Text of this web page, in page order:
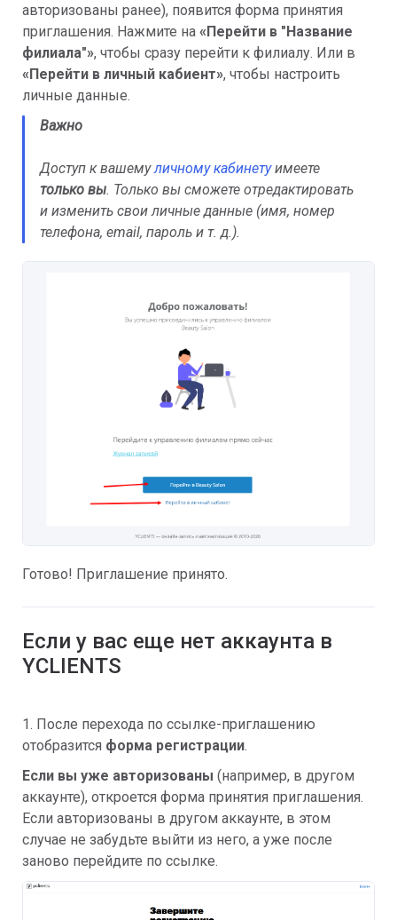
авторизованы ранее), появится форма принятия
приглашения. Нажмите на «Перейти в "Название
филиала"», чтобы сразу перейти к филиалу. Или в
«Перейти в личный кабиент», чтобы настроить
личные данные.
Важно
Доступ к вашемуличному кабинетуимеете
только вы. Только вы сможете отредактировать
и изменить свои личные данные (имя, номер
телефона, email, пароль и т. д.).
Готово! Приглашение принято.
Если у вас еще нет аккаунта в
YCLIENTS
1. После перехода по ссылке-приглашению
отобразится форма регистрации.
Если вы уже авторизованы (например, в другом
аккаунте), откроется форма принятия приглашения.
Если авторизованы в другом аккаунте, в этом
случае не забудьте выйти из него, а уже после
заново перейдите по ссылке.